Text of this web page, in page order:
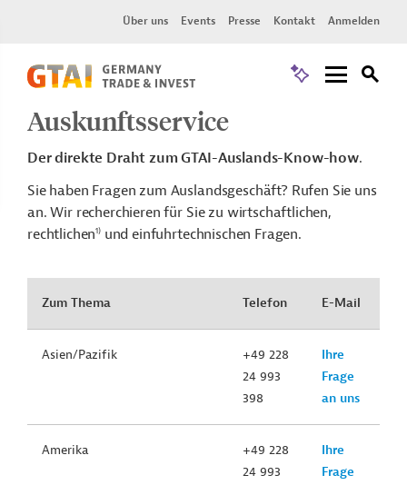
Über uns Events Presse Kontakt Anmelden
Auskunftsservice
Der direkte Draht zum GTAI-Auslands-Know-how.
Sie haben Fragen zum Auslandsgeschäft? Rufen Sie uns
an. Wir recherchieren für Sie zu wirtschaftlichen,
rechtlichen1)und einfuhrtechnischen Fragen.
Zum Thema Telefon E-Mail
Asien/Pazifik
+49 228
24 993
398
Ihre
Frage
an uns
Amerika
+49 228
24 993
Ihre
Frage